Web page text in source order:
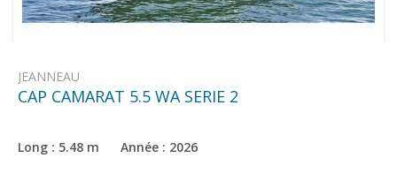
JEANNEAU
CAP CAMARAT 5.5 WA SERIE 2
Long : 5.48 m Année : 2026